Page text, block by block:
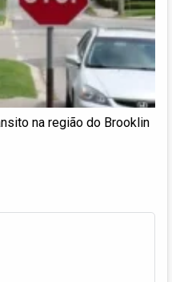
na região do Brooklin